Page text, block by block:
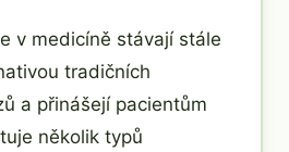
v medicíně stávají stále
tradičních
a přinášejí pacientům
několik typů